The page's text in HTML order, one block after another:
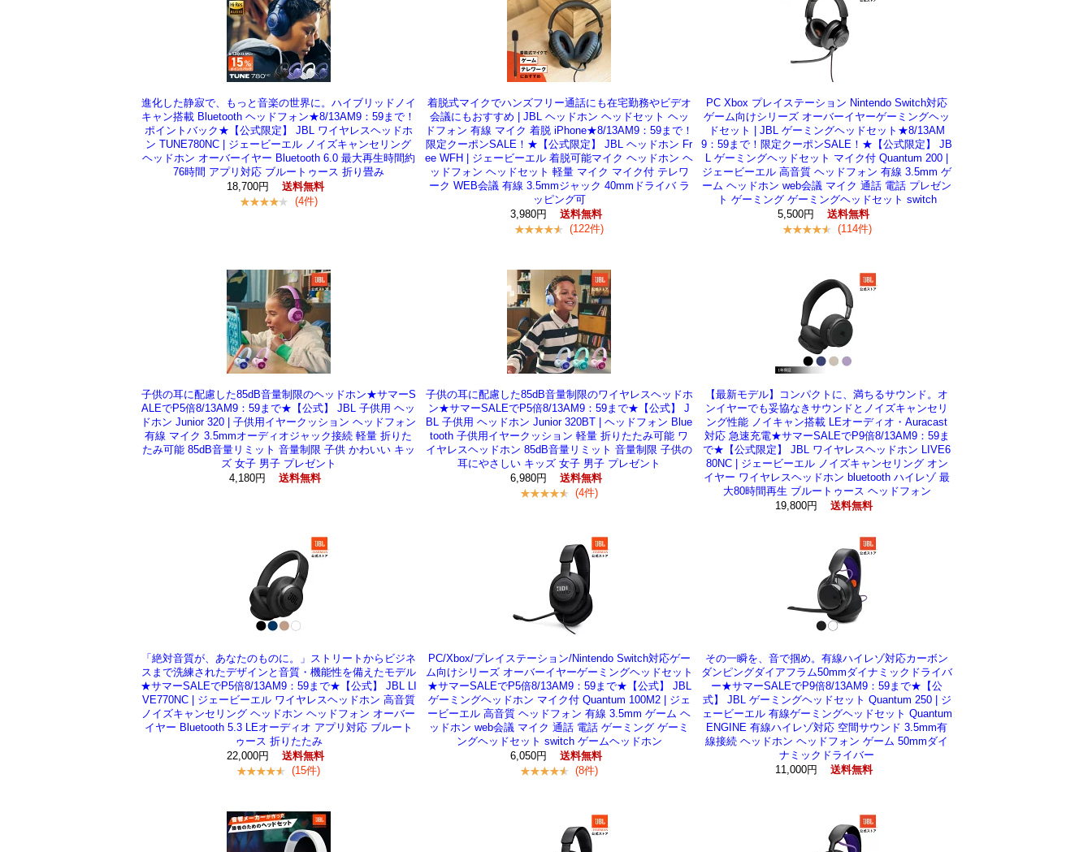
進化した静寂で、もっと音楽の世界に。ハイブリッドノイ
キャン搭載 Bluetooth ヘッドフォン★8/13AM9：59まで！
ポイントバック★【公式限定】 JBL ワイヤレスヘッドホ
ン TUNE780NC | ジェービーエル ノイズキャンセリング
ヘッドホン オーバーイヤー Bluetooth 6.0 最大再生時間約
76時間 アプリ対応 ブルートゥース 折り畳み
18,700円
送料無料
(4件)
着脱式マイクでハンズフリー通話にも在宅勤務やビデオ
会議にもおすすめ | JBL ヘッドホン ヘッドセット ヘッ
ドフォン 有線 マイク 着脱 iPhone★8/13AM9：59まで！
限定クーポンSALE！★【公式限定】 JBL ヘッドホン Fr
ee WFH | ジェービーエル 着脱可能マイク ヘッドホン ヘ
ッドフォン ヘッドセット 軽量 マイク マイク付 テレワ
ーク WEB会議 有線 3.5mmジャック 40mmドライバ ラ
ッピング可
3,980円
送料無料
(122件)
PC Xbox プレイステーション Nintendo Switch対応
ゲーム向けシリーズ オーバーイヤーゲーミングヘッ
ドセット | JBL ゲーミングヘッドセット★8/13AM
9：59まで！限定クーポンSALE！★【公式限定】 JB
L ゲーミングヘッドセット マイク付 Quantum 200 |
ジェービーエル 高音質 ヘッドフォン 有線 3.5mm ゲ
ーム ヘッドホン web会議 マイク 通話 電話 プレゼン
ト ゲーミング ゲーミングヘッドセット switch
5,500円
送料無料
(114件)
子供の耳に配慮した85dB音量制限のヘッドホン★サマーS
ALEでP5倍8/13AM9：59まで★【公式】 JBL 子供用 ヘッ
ドホン Junior 320 | 子供用イヤークッション ヘッドフォン
有線 マイク 3.5mmオーディオジャック接続 軽量 折りた
たみ可能 85dB音量リミット 音量制限 子供 かわいい キッ
ズ 女子 男子 プレゼント
4,180円
送料無料
子供の耳に配慮した85dB音量制限のワイヤレスヘッドホ
ン★サマーSALEでP5倍8/13AM9：59まで★【公式】 J
BL 子供用 ヘッドホン Junior 320BT | ヘッドフォン Blue
tooth 子供用イヤークッション 軽量 折りたたみ可能 ワ
イヤレスヘッドホン 85dB音量リミット 音量制限 子供の
耳にやさしい キッズ 女子 男子 プレゼント
6,980円
送料無料
(4件)
【最新モデル】コンパクトに、満ちるサウンド。オ
ンイヤーでも妥協なきサウンドとノイズキャンセリ
ング性能 ノイキャン搭載 LEオーディオ・Auracast
対応 急速充電★サマーSALEでP9倍8/13AM9：59ま
で★【公式限定】 JBL ワイヤレスヘッドホン LIVE6
80NC | ジェービーエル ノイズキャンセリング オン
イヤー ワイヤレスヘッドホン bluetooth ハイレゾ 最
大80時間再生 ブルートゥース ヘッドフォン
19,800円
送料無料
「絶対音質が、あなたのものに。」ストリートからビジネ
スまで洗練されたデザインと音質・機能性を備えたモデル
★サマーSALEでP5倍8/13AM9：59まで★【公式】 JBL LI
VE770NC | ジェービーエル ワイヤレスヘッドホン 高音質
ノイズキャンセリング ヘッドホン ヘッドフォン オーバー
イヤー Bluetooth 5.3 LEオーディオ アプリ対応 ブルート
ゥース 折りたたみ
22,000円
送料無料
(15件)
PC/Xbox/プレイステーション/Nintendo Switch対応ゲー
ム向けシリーズ オーバーイヤーゲーミングヘッドセット
★サマーSALEでP5倍8/13AM9：59まで★【公式】 JBL
ゲーミングヘッドホン マイク付 Quantum 100M2 | ジェ
ービーエル 高音質 ヘッドフォン 有線 3.5mm ゲーム ヘ
ッドホン web会議 マイク 通話 電話 ゲーミング ゲーミ
ングヘッドセット switch ゲームヘッドホン
6,050円
送料無料
(8件)
その一瞬を、音で掴め。有線ハイレゾ対応カーボン
ダンピングダイアフラム50mmダイナミックドライバ
ー★サマーSALEでP9倍8/13AM9：59まで★【公
式】 JBL ゲーミングヘッドセット Quantum 250 | ジ
ェービーエル 有線ゲーミングヘッドセット Quantum
ENGINE 有線ハイレゾ対応 空間サウンド 3.5mm有
線接続 ヘッドホン ヘッドフォン ゲーム 50mmダイ
ナミックドライバー
11,000円
送料無料